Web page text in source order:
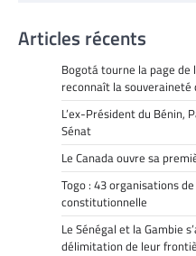
Articles récents
Bogotá tourne la page
reconnaît la souveraineté
L’ex-Président du Bénin,
Sénat
Le Canada ouvre sa
Togo : 43 organisations
constitutionnelle
Le Sénégal et la Gambie
délimitation de leur